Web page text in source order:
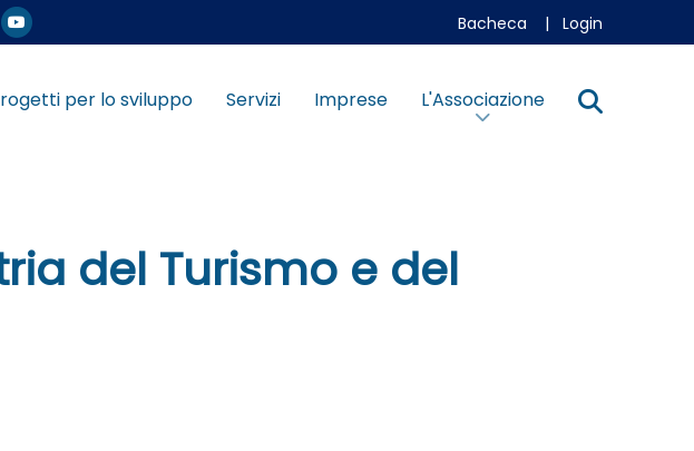
Bacheca | Login
per lo sviluppo Servizi Imprese L'Associazione
del Turismo e del